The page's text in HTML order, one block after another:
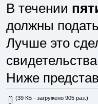
В течении
должны
Лучше это
Ниже
(39 КБ - загружено 905 раз.)